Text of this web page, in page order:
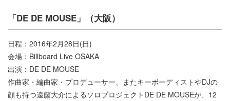
「DE DE MOUSE」（大阪）
日程：2016年2月28日(日)
会場：Billboard Live OSAKA
出演：DE DE MOUSE
作曲家・編曲家・プロデューサー、またキーボーディストやDJの
顔も持つ遠藤大介によるソロプロジェクトDE DE MOUSEが、12